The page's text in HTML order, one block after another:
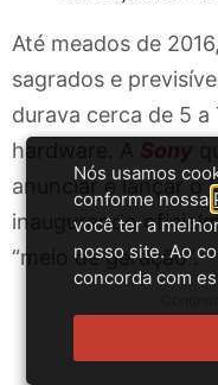
Até meados de
sagrados e
durava cerca de 5
hardware. A Sony
anunciar e lançar o
inaugurando
“meio de geração”.
Nós usamos
conforme nossa
você ter a
nosso site. Ao
concorda com